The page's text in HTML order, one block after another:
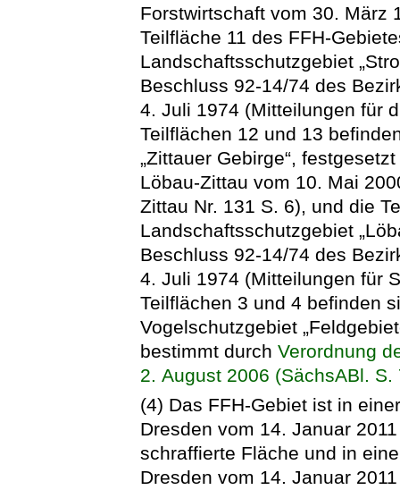
Forstwirtschaft vom 30. März
Teilfläche 11 des FFH-
Landschaftsschutzgebiet
Beschluss 92-14/74 des
4. Juli 1974 (Mitteilungen für
Teilflächen 12 und 13
„Zittauer Gebirge“,
Löbau-Zittau vom 10. Mai
Zittau Nr. 131 S. 6), und die
Landschaftsschutzgebiet
Beschluss 92-14/74 des
4. Juli 1974 (Mitteilungen für
Teilflächen 3 und 4 befinden
Vogelschutzgebiet
bestimmt durchVerordnung
2. August 2006 (SächsABl. S.
(4) Das FFH-Gebiet ist in
Dresden vom 14. Januar
schraffierte Fläche und in
Dresden vom 14. Januar